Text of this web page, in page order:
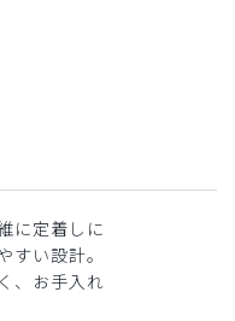
に定着しに
すい設計。
、お手入れ